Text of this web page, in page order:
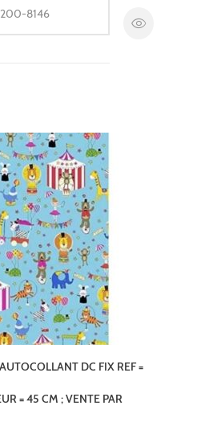
200-8146
DC FIX REF =
= 45 CM ; VENTE PAR